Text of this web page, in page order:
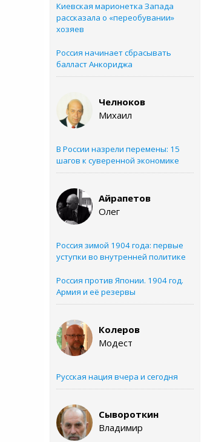
Киевская марионетка Запада
рассказала о «переобувании»
хозяев
Россия начинает сбрасывать
балласт Анкориджа
Челноков
Михаил
В России назрели перемены: 15
шагов к суверенной экономике
Айрапетов
Олег
Россия зимой 1904 года: первые
уступки во внутренней политике
Россия против Японии. 1904 год.
Армия и её резервы
Колеров
Модест
Русская нация вчера и сегодня
Сывороткин
Владимир